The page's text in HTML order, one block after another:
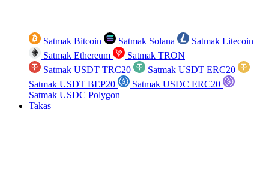
Satmak Bitcoin Satmak Solana
Satmak Litecoin
Satmak Ethereum
Satmak TRON
Satmak USDT TRC20
Satmak USDT ERC20
Satmak USDT BEP20
Satmak USDC ERC20
Satmak USDC Polygon
Takas